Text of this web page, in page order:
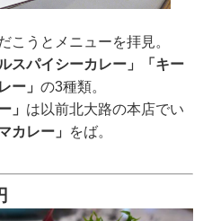
こうとメニューを拝見。
スパイシーカレー」「キー
ー」の3種類。
」 は以前北大路の本店でい
カレー」 をば。